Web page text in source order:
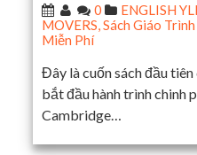
0 ENGLISH
MOVERS,Sách Giáo
Miễn Phí
Đây là cuốn sách đầu
bắt đầu hành trình chinh
Cambridge…